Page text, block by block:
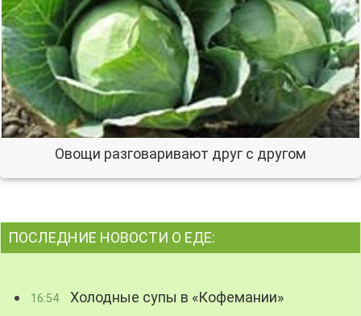
Овощи разговаривают друг с другом
ПОСЛЕДНИЕ НОВОСТИ О ЕДЕ:
16:54 Холодные супы в «Кофемании»